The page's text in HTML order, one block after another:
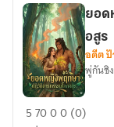
ยอด
ยอด
อสูร
อดีต
พู่กันชิ
57000 (0)